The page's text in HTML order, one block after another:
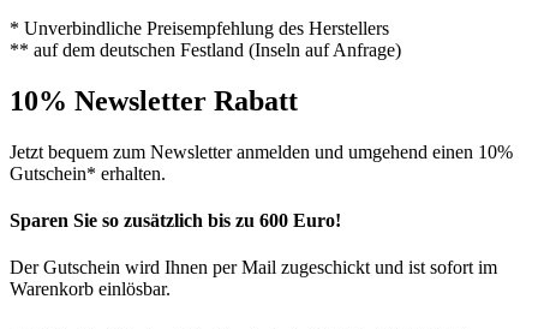
* Unverbindliche Preisempfehlung des Herstellers
** auf dem deutschen Festland (Inseln auf Anfrage)
10% Newsletter Rabatt
Jetzt bequem zum Newsletter anmelden und umgehend einen 10%
Gutschein* erhalten.
Sparen Sie so zusätzlich bis zu 600 Euro!
Der Gutschein wird Ihnen per Mail zugeschickt und ist sofort im
Warenkorb einlösbar.